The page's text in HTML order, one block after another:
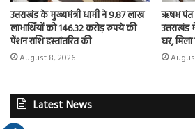
उत्तराखंड के मुख्यमंत्री धामी ने 9.87 लाख
लाभार्थियों को 146.32 करोड़ रुपये की
पेंशन राशि हस्तांतरित की
August 8, 2026
ऋषभ पंत
घर,
Latest News